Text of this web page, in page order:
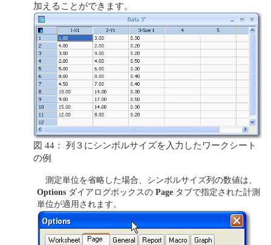
加えることができます。
図 44： 列３にシンボルサイズを入力したワークシート
の例
測定単位を省略した場合、シンボルサイズ列の数値は、
Optionsダイアログボックスの Pageタブで指定された計測
単位が適用されます。